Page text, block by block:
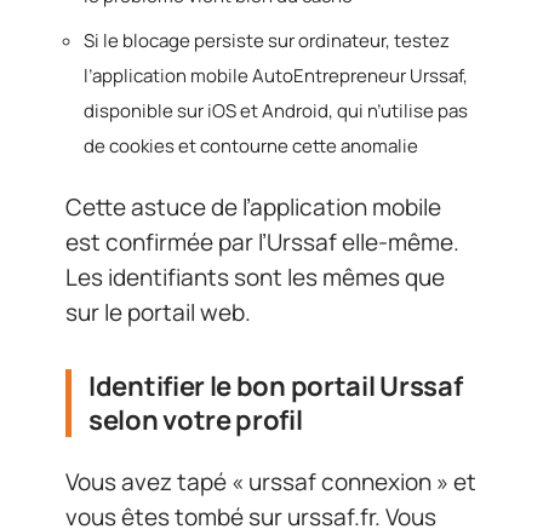
Si le blocage persiste sur ordinateur, testez
l’application mobile AutoEntrepreneur Urssaf,
disponible sur iOS et Android, qui n’utilise pas
de cookies et contourne cette anomalie
Cette astuce de l’application mobile
est confirmée par l’Urssaf elle-même.
Les identifiants sont les mêmes que
sur le portail web.
Identifier le bon portail Urssaf
selon votre profil
Vous avez tapé « urssaf connexion » et
vous êtes tombé sur urssaf.fr. Vous